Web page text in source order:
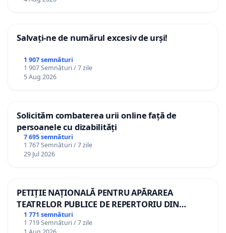
Salvați-ne de numărul excesiv de urși!
1 907 semnături
1 907 Semnături / 7 zile
5 Aug 2026
Solicităm combaterea urii online față de
persoanele cu dizabilități
7 695 semnături
1 767 Semnături / 7 zile
29 Jul 2026
PETIȚIE NAȚIONALĂ PENTRU APĂRAREA
TEATRELOR PUBLICE DE REPERTORIU DIN
ROMÂNIA
1 771 semnături
1 719 Semnături / 7 zile